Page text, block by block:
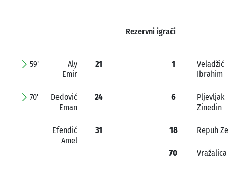
Rezervni igrači
59'
Aly
Emir
21
70'
Dedović
Eman
24
Efendić
Amel
31
1
Veladžić
Ibrahim
6
Pljevljak
Zinedin
18 Repuh
70